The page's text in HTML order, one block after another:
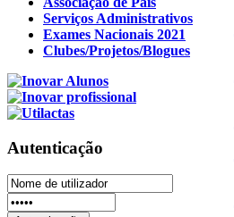
Serviços Administrativos
Exames Nacionais 2021
Clubes/Projetos/Blogues
Autenticação